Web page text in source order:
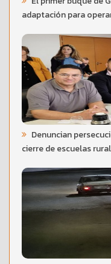
adaptación para
Denuncian
cierre de escuelas